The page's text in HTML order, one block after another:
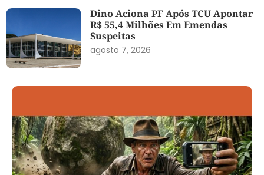
Dino Aciona PF Após TCU Apontar
R$ 55,4 Milhões Em Emendas
Suspeitas
agosto 7, 2026